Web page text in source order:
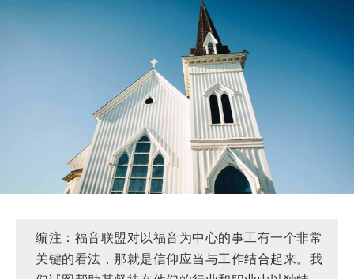
编注：福音联盟对以福音为中心的事工有一个非常
关键的看法，那就是信仰应当与工作结合起来。我